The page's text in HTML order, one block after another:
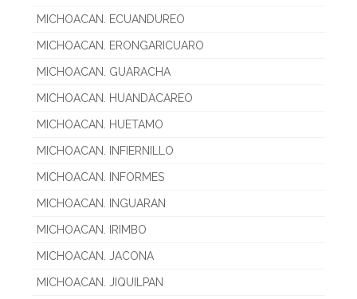
MICHOACAN. ECUANDUREO
MICHOACAN. ERONGARICUARO
MICHOACAN. GUARACHA
MICHOACAN. HUANDACAREO
MICHOACAN. HUETAMO
MICHOACAN. INFIERNILLO
MICHOACAN. INFORMES
MICHOACAN. INGUARAN
MICHOACAN. IRIMBO
MICHOACAN. JACONA
MICHOACAN. JIQUILPAN